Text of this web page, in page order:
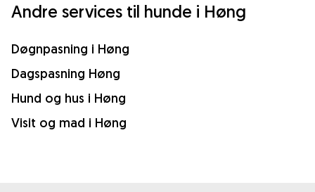
Andre services til hunde i Høng
Døgnpasning i Høng
Dagspasning Høng
Hund og hus i Høng
Visit og mad i Høng